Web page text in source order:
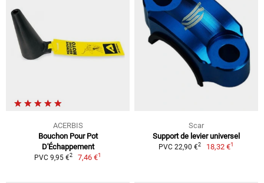
ACERBIS
Bouchon Pour Pot
D'Échappement
PVC 9,95 €2 7,46 €1
Scar
Support de levier universel
PVC 22,90 €2 18,32 €1